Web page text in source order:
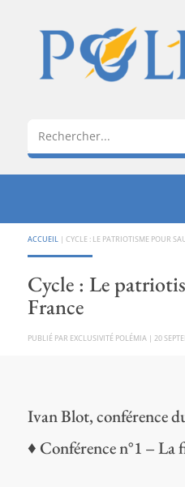
ACCUEIL | CYCLE : LE PATRIOTISME POUR
Cycle : Le
France
PAR EXCLUSIVITÉ POLÉMIA | 20
Ivan Blot, conférence
♦ Conférence n°1 – La